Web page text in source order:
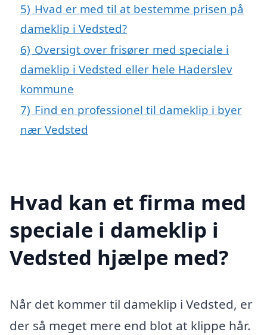
5) Hvad er med til at bestemme prisen på
dameklip i Vedsted?
6) Oversigt over frisører med speciale i
dameklip i Vedsted eller hele Haderslev
kommune
7) Find en professionel til dameklip i byer
nær Vedsted
Hvad kan et firma med
speciale i dameklip i
Vedsted hjælpe med?
Når det kommer til dameklip i Vedsted, er
der så meget mere end blot at klippe hår.